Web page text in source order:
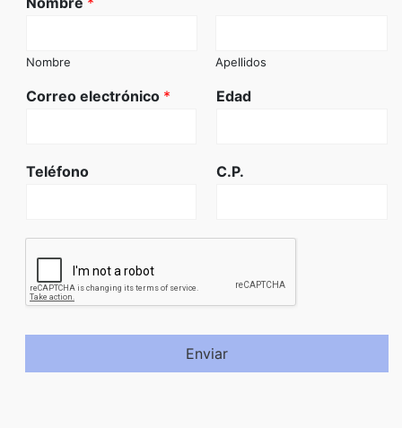
Nombre Apellidos
Correo electrónico * Edad
Teléfono C.P.
Enviar